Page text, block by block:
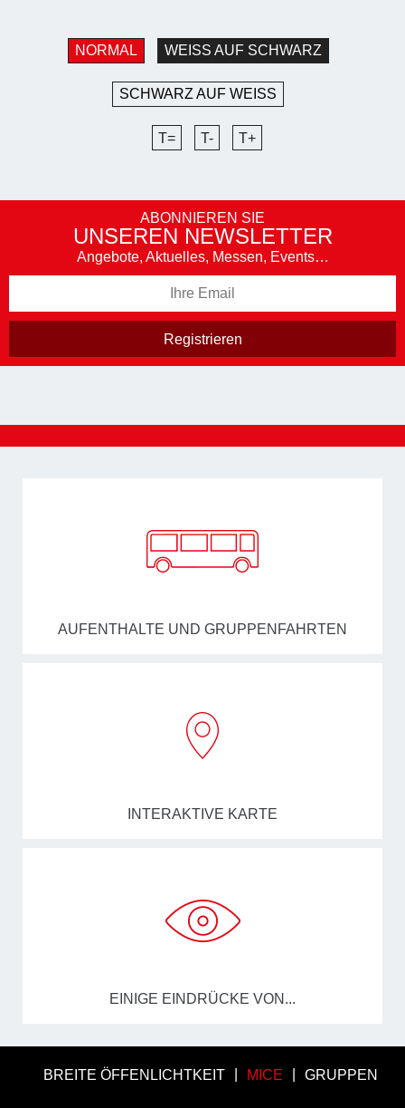
NORMAL WEISS AUF SCHWARZ
SCHWARZ AUF WEISS
T= T- T+
ABONNIEREN SIE
UNSEREN NEWSLETTER
Angebote, Aktuelles, Messen, Events…
AUFENTHALTE UND GRUPPENFAHRTEN
INTERAKTIVE KARTE
EINIGE EINDRÜCKE VON...
BREITE ÖFFENLICHTKEIT MICE GRUPPEN